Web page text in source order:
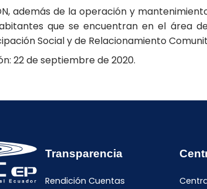
además de la operación y
que se encuentran en el área
Social y de Relacionamiento
22 de septiembre de 2020.
Transparencia
Rendición Cuentas